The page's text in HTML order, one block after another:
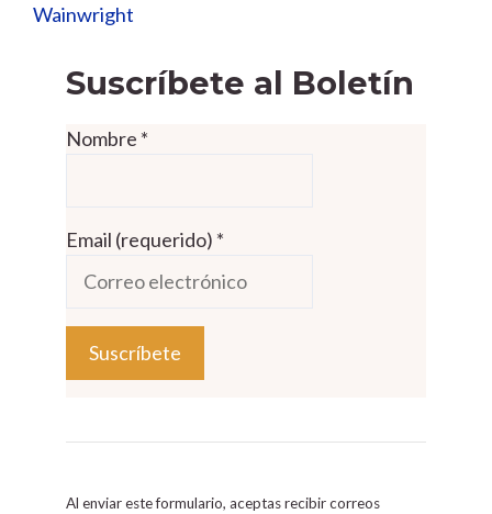
Wainwright
Suscríbete al Boletín
Nombre *
Email (requerido) *
o
s
Al enviar este formulario, aceptas recibir correos